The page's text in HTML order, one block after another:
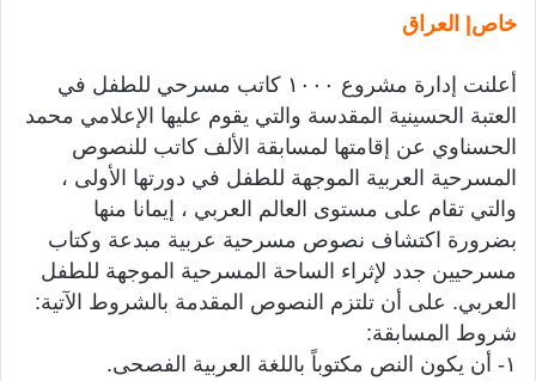
خاص| العراق
أعلنت إدارة مشروع ١٠٠٠ كاتب مسرحي للطفل في
العتبة الحسينية المقدسة والتي يقوم عليها الإعلامي محمد
الحسناوي عن إقامتها لمسابقة الألف كاتب للنصوص
المسرحية العربية الموجهة للطفل في دورتها الأولى ،
والتي تقام على مستوى العالم العربي ، إيمانا منها
بضرورة اكتشاف نصوص مسرحية عربية مبدعة وكتاب
مسرحيين جدد لإثراء الساحة المسرحية الموجهة للطفل
العربي. على أن تلتزم النصوص المقدمة بالشروط الآتية:
شروط المسابقة:
١- أن يكون النص مكتوباً باللغة العربية الفصحى.